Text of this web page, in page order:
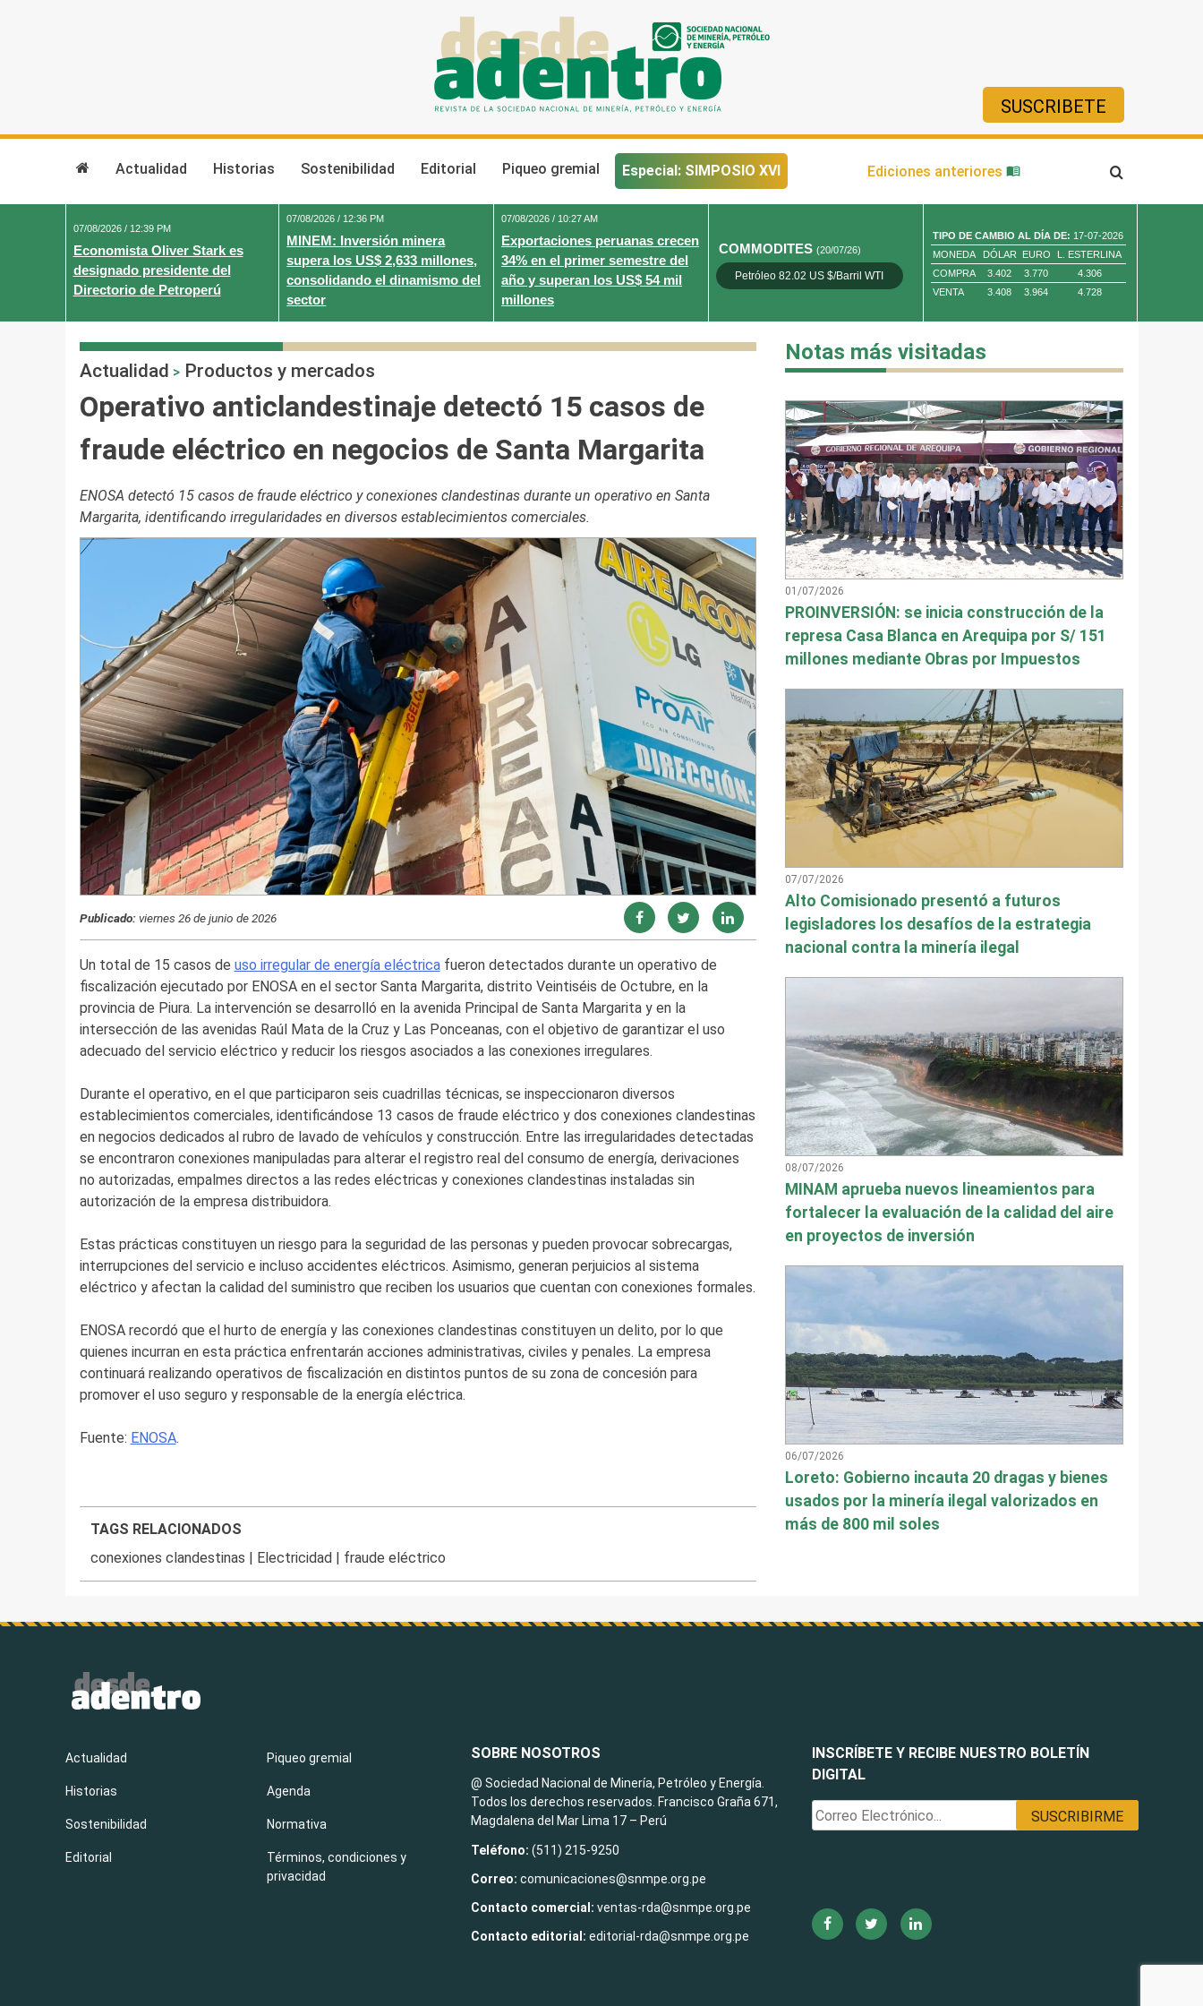
SUSCRIBETE
Actualidad Historias Sostenibilidad Editorial Piqueo gremial Especial: SIMPOSIO XVI Ediciones anteriores
07/08/2026 / 12:39 PM
Economista Oliver Stark es
designado presidente del
Directorio de Petroperú
07/08/2026 / 12:36 PM
MINEM: Inversión minera
supera los US$ 2,633 millones,
consolidando el dinamismo del
sector
07/08/2026 / 10:27 AM
Exportaciones peruanas crecen
34% en el primer semestre del
año y superan los US$ 54 mil
millones
COMMODITES(20/07/26)
Petróleo 82.02 US $/Barril WTI Oro 4,010.80 US $/ Oz. Tr.
TIPO DE CAMBIO AL DÍA DE: 17-07-2026
MONEDA
DÓLAR EURO
L. ESTERLINA
COMPRA
3.402 3.770
4.306
VENTA
3.408 3.964 4.728
Actualidad > Productos y mercados
Operativo anticlandestinaje detectó 15 casos de
fraude eléctrico en negocios de Santa Margarita
ENOSA detectó 15 casos de fraude eléctrico y conexiones clandestinas durante un operativo en Santa
Margarita, identificando irregularidades en diversos establecimientos comerciales.
Publicado:viernes 26 de junio de 2026
Un total de 15 casos de uso irregular de energía eléctricafueron detectados durante un operativo de
fiscalización ejecutado por ENOSA en el sector Santa Margarita, distrito Veintiséis de Octubre, en la
provincia de Piura. La intervención se desarrolló en la avenida Principal de Santa Margarita y en la
intersección de las avenidas Raúl Mata de la Cruz y Las Ponceanas, con el objetivo de garantizar el uso
adecuado del servicio eléctrico y reducir los riesgos asociados a las conexiones irregulares.
Durante el operativo, en el que participaron seis cuadrillas técnicas, se inspeccionaron diversos
establecimientos comerciales, identificándose 13 casos de fraude eléctrico y dos conexiones clandestinas
en negocios dedicados al rubro de lavado de vehículos y construcción. Entre las irregularidades detectadas
se encontraron conexiones manipuladas para alterar el registro real del consumo de energía, derivaciones
no autorizadas, empalmes directos a las redes eléctricas y conexiones clandestinas instaladas sin
autorización de la empresa distribuidora.
Estas prácticas constituyen un riesgo para la seguridad de las personas y pueden provocar sobrecargas,
interrupciones del servicio e incluso accidentes eléctricos. Asimismo, generan perjuicios al sistema
eléctrico y afectan la calidad del suministro que reciben los usuarios que cuentan con conexiones formales.
ENOSA recordó que el hurto de energía y las conexiones clandestinas constituyen un delito, por lo que
quienes incurran en esta práctica enfrentarán acciones administrativas, civiles y penales. La empresa
continuará realizando operativos de fiscalización en distintos puntos de su zona de concesión para
promover el uso seguro y responsable de la energía eléctrica.
Fuente: ENOSA.
TAGS RELACIONADOS
conexiones clandestinas | Electricidad | fraude eléctrico
Notas más visitadas
01/07/2026
PROINVERSIÓN: se inicia construcción de la
represa Casa Blanca en Arequipa por S/ 151
millones mediante Obras por Impuestos
07/07/2026
Alto Comisionado presentó a futuros
legisladores los desafíos de la estrategia
nacional contra la minería ilegal
08/07/2026
MINAM aprueba nuevos lineamientos para
fortalecer la evaluación de la calidad del aire
en proyectos de inversión
06/07/2026
Loreto: Gobierno incauta 20 dragas y bienes
usados por la minería ilegal valorizados en
más de 800 mil soles
INSCRÍBETE Y RECIBE NUESTRO BOLETÍN
DIGITAL
Actualidad
Historias
Sostenibilidad
Editorial
Piqueo gremial
Agenda
Normativa
Términos, condiciones y
privacidad
SOBRE NOSOTROS
@ Sociedad Nacional de Minería, Petróleo y Energía.
Todos los derechos reservados. Francisco Graña 671,
Magdalena del Mar Lima 17 – Perú
Teléfono: (511) 215-9250
Correo:comunicaciones@snmpe.org.pe
Contacto comercial: ventas-rda@snmpe.org.pe
Contacto editorial: editorial-rda@snmpe.org.pe